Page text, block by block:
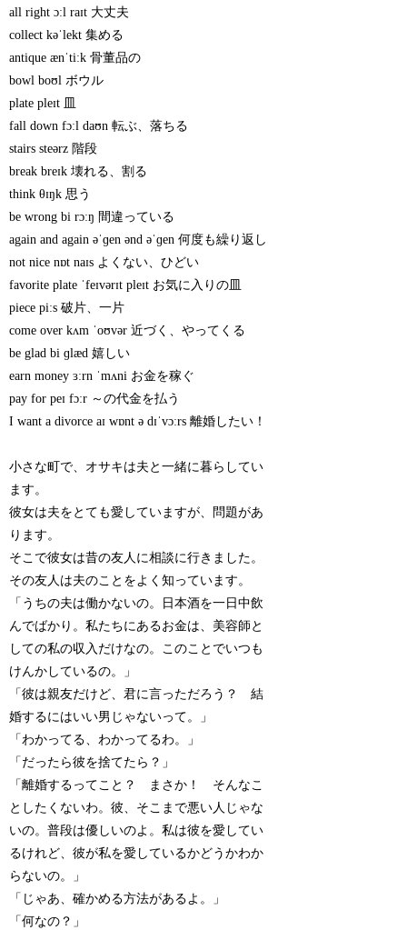
all right ɔːl raɪt 大丈夫
collect kəˈlekt 集める
antique ænˈtiːk 骨董品の
bowl boʊl ボウル
plate pleɪt 皿
fall down fɔːl daʊn 転ぶ、落ちる
stairs steərz 階段
break breɪk 壊れる、割る
think θɪŋk 思う
be wrong bi rɔːŋ 間違っている
again and again əˈɡen ənd əˈɡen 何度も繰り返し
not nice nɒt naɪs よくない、ひどい
favorite plate ˈfeɪvərɪt pleɪt お気に入りの皿
piece piːs 破片、一片
come over kʌm ˈoʊvər 近づく、やってくる
be glad bi ɡlæd 嬉しい
earn money ɜːrn ˈmʌni お金を稼ぐ
pay for peɪ fɔːr ～の代金を払う
I want a divorce aɪ wɒnt ə dɪˈvɔːrs 離婚したい！
小さな町で、オサキは夫と一緒に暮らしてい
ます。
彼女は夫をとても愛していますが、問題があ
ります。
そこで彼女は昔の友人に相談に行きました。
その友人は夫のことをよく知っています。
「うちの夫は働かないの。日本酒を一日中飲
んでばかり。私たちにあるお金は、美容師と
しての私の収入だけなの。このことでいつも
けんかしているの。」
「彼は親友だけど、君に言っただろう？ 結
婚するにはいい男じゃないって。」
「わかってる、わかってるわ。」
「だったら彼を捨てたら？」
「離婚するってこと？ まさか！ そんなこ
としたくないわ。彼、そこまで悪い人じゃな
いの。普段は優しいのよ。私は彼を愛してい
るけれど、彼が私を愛しているかどうかわか
らないの。」
「じゃあ、確かめる方法があるよ。」
「何なの？」